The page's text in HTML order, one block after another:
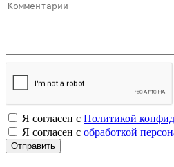
Я согласен с Политикой
Я согласен с обработкой